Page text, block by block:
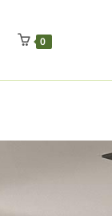
Drueckerpro
Luftkuhlen Zauberfan
0